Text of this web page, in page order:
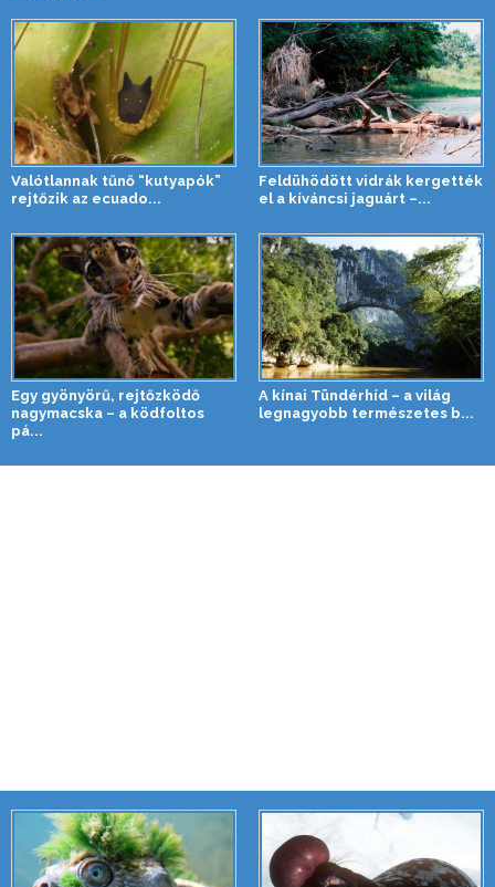
Valótlannak tűnő “kutyapók”
rejtőzik az ecuado...
Feldühödött vidrák kergették
el a kíváncsi jaguárt –...
Egy gyönyörű, rejtőzködő
nagymacska – a ködfoltos
pá...
A kínai Tündérhíd – a világ
legnagyobb természetes b...